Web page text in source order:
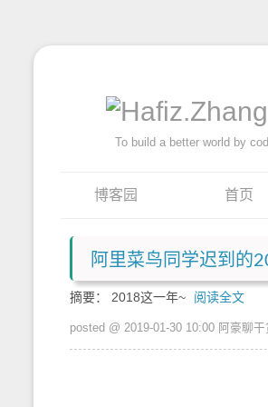
To build a better world by
博客园 首页
阿里菜鸟同学迟到的
摘要： 2018这一年~ 阅读全文
posted @ 2019-01-30 10:00 阿豪聊干